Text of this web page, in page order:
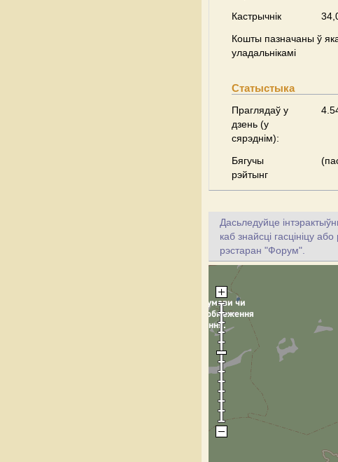
Кастрычнік
Кошты пазначаны ў
уладальнікамі
Статыстыка
Праглядаў у
дзень (у
сярэднім):
Бягучы
рэйтынг
Дасьледуйце
каб знайсці гасцініцу
рэстаран "Форум".